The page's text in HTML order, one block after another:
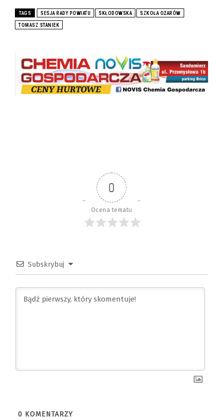
TAGS SESJA RADY POWIATU SKŁODOWSKA SZKOŁA OŻARÓW
TOMASZ STANIEK
0
Ocena tematu
Subskrybuj
0 KOMENTARZY